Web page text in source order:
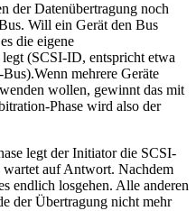
der Datenübertragung noch
Will ein Gerät den Bus
die eigene
(SCSI-ID, entspricht etwa
mehrere Geräte
wollen, gewinnt das mit
Phase wird also der
legt der Initiator die SCSI-
auf Antwort. Nachdem
endlich losgehen. Alle anderen
der Übertragung nicht mehr